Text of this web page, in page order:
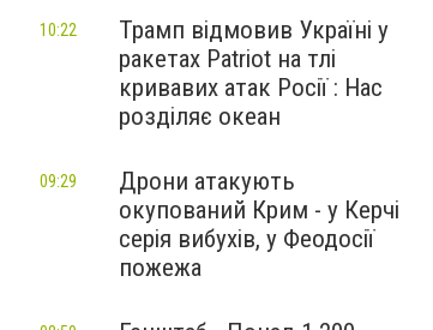
Трамп відмовив Україні у
ракетах Patriot на тлі
кривавих атак Росії : Нас
розділяє океан
10:22
Дрони атакують
окупований Крим - у Керчі
серія вибухів, у Феодосії
пожежа
09:29